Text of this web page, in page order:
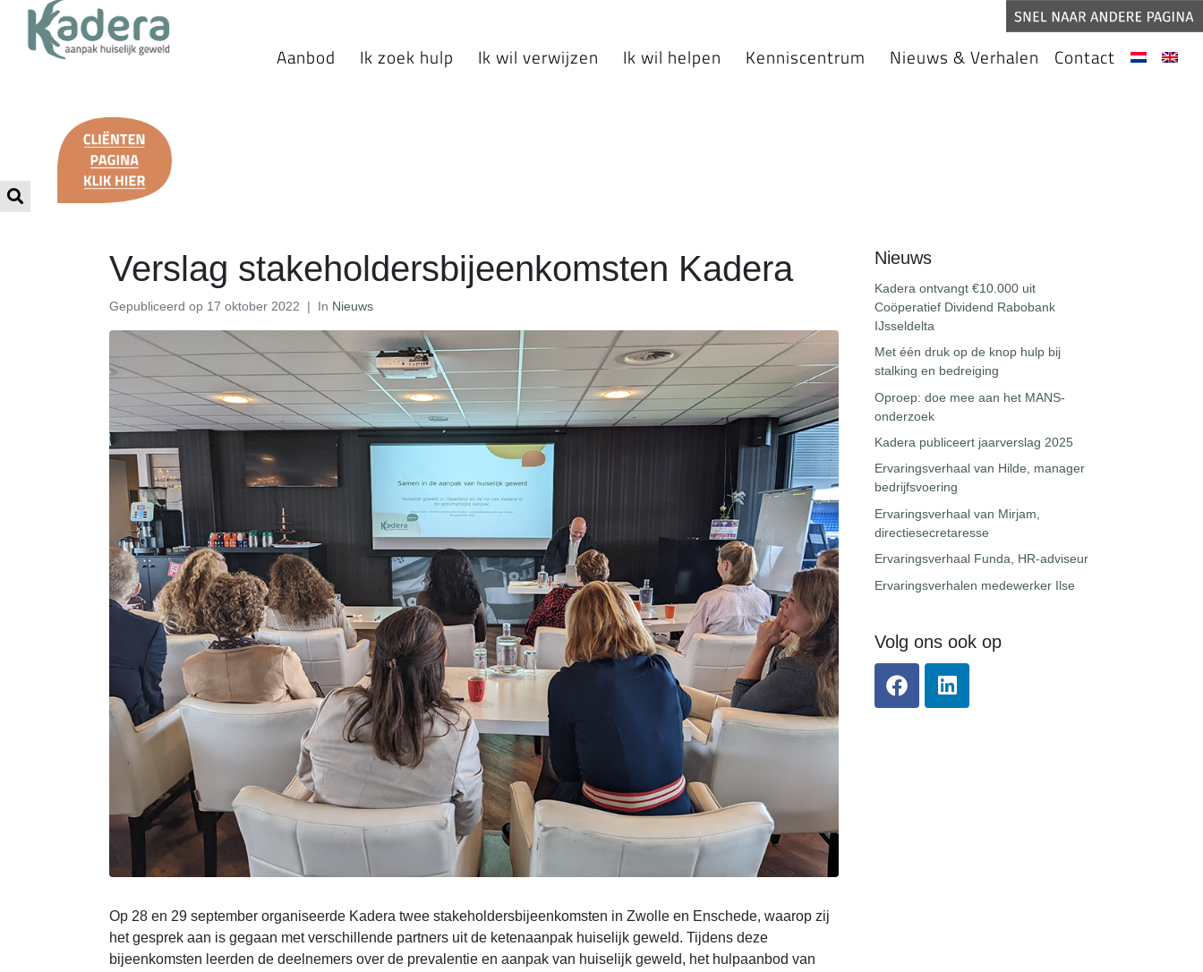
Aanbod Ik zoek hulp Ik wil verwijzen Ik wil helpen Kenniscentrum Nieuws & Verhalen Contact
Verslag stakeholdersbijeenkomsten Kadera
Gepubliceerd op 17 oktober 2022 In Nieuws
Op 28 en 29 september organiseerde Kadera twee stakeholdersbijeenkomsten in Zwolle en Enschede, waarop zij
het gesprek aan is gegaan met verschillende partners uit de ketenaanpak huiselijk geweld. Tijdens deze
bijeenkomsten leerden de deelnemers over de prevalentie en aanpak van huiselijk geweld, het hulpaanbod van
Nieuws
Kadera ontvangt €10.000 uit
Coöperatief Dividend Rabobank
IJsseldelta
Met één druk op de knop hulp bij
stalking en bedreiging
Oproep: doe mee aan het MANS-
onderzoek
Kadera publiceert jaarverslag 2025
Ervaringsverhaal van Hilde, manager
bedrijfsvoering
Ervaringsverhaal van Mirjam,
directiesecretaresse
Ervaringsverhaal Funda, HR-adviseur
Ervaringsverhalen medewerker Ilse
Volg ons ook op